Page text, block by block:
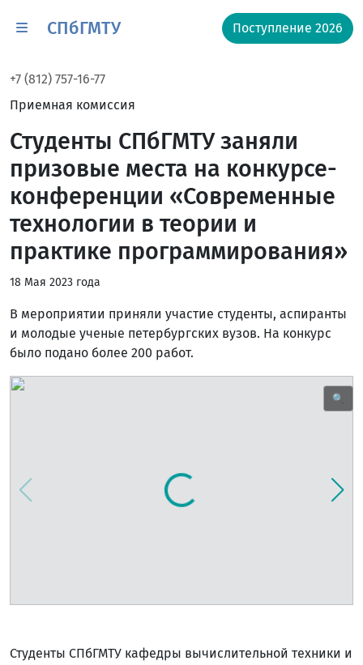
СПбГМТУ Поступление 2026
+7 (812) 757-16-77
Приемная комиссия
Студенты СПбГМТУ заняли
призовые места на конкурсе-
конференции «Современные
технологии в теории и
практике программирования»
18 Мая 2023 года
В мероприятии приняли участие студенты, аспиранты
и молодые ученые петербургских вузов. На конкурс
было подано более 200 работ.
🔍
Студенты СПбГМТУ кафедры вычислительной техники и